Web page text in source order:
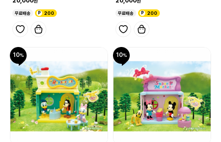
무료배송 200 무료배송 200
10 10